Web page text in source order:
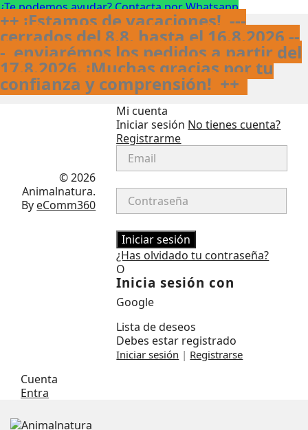
¿Te podemos ayudar? Contacta por Whatsapp
++ ¡Estamos de vacaciones! ---
cerrados del 8.8. hasta el 16.8.2026 --
- enviarémos los pedidos a partir del
17.8.2026. ¡Muchas gracias por tu
confianza y comprensión! ++
FacebookInstagram
© 2026
Animalnatura.
By eComm360
Mi cuenta
Iniciar sesión No tienes cuenta?
Registrarme
Iniciar sesión
¿Has olvidado tu contraseña?
O
Inicia sesión con
Google
Lista de deseos
Debes estar registrado
Iniciar sesión | Registrarse
Cuenta
Entra